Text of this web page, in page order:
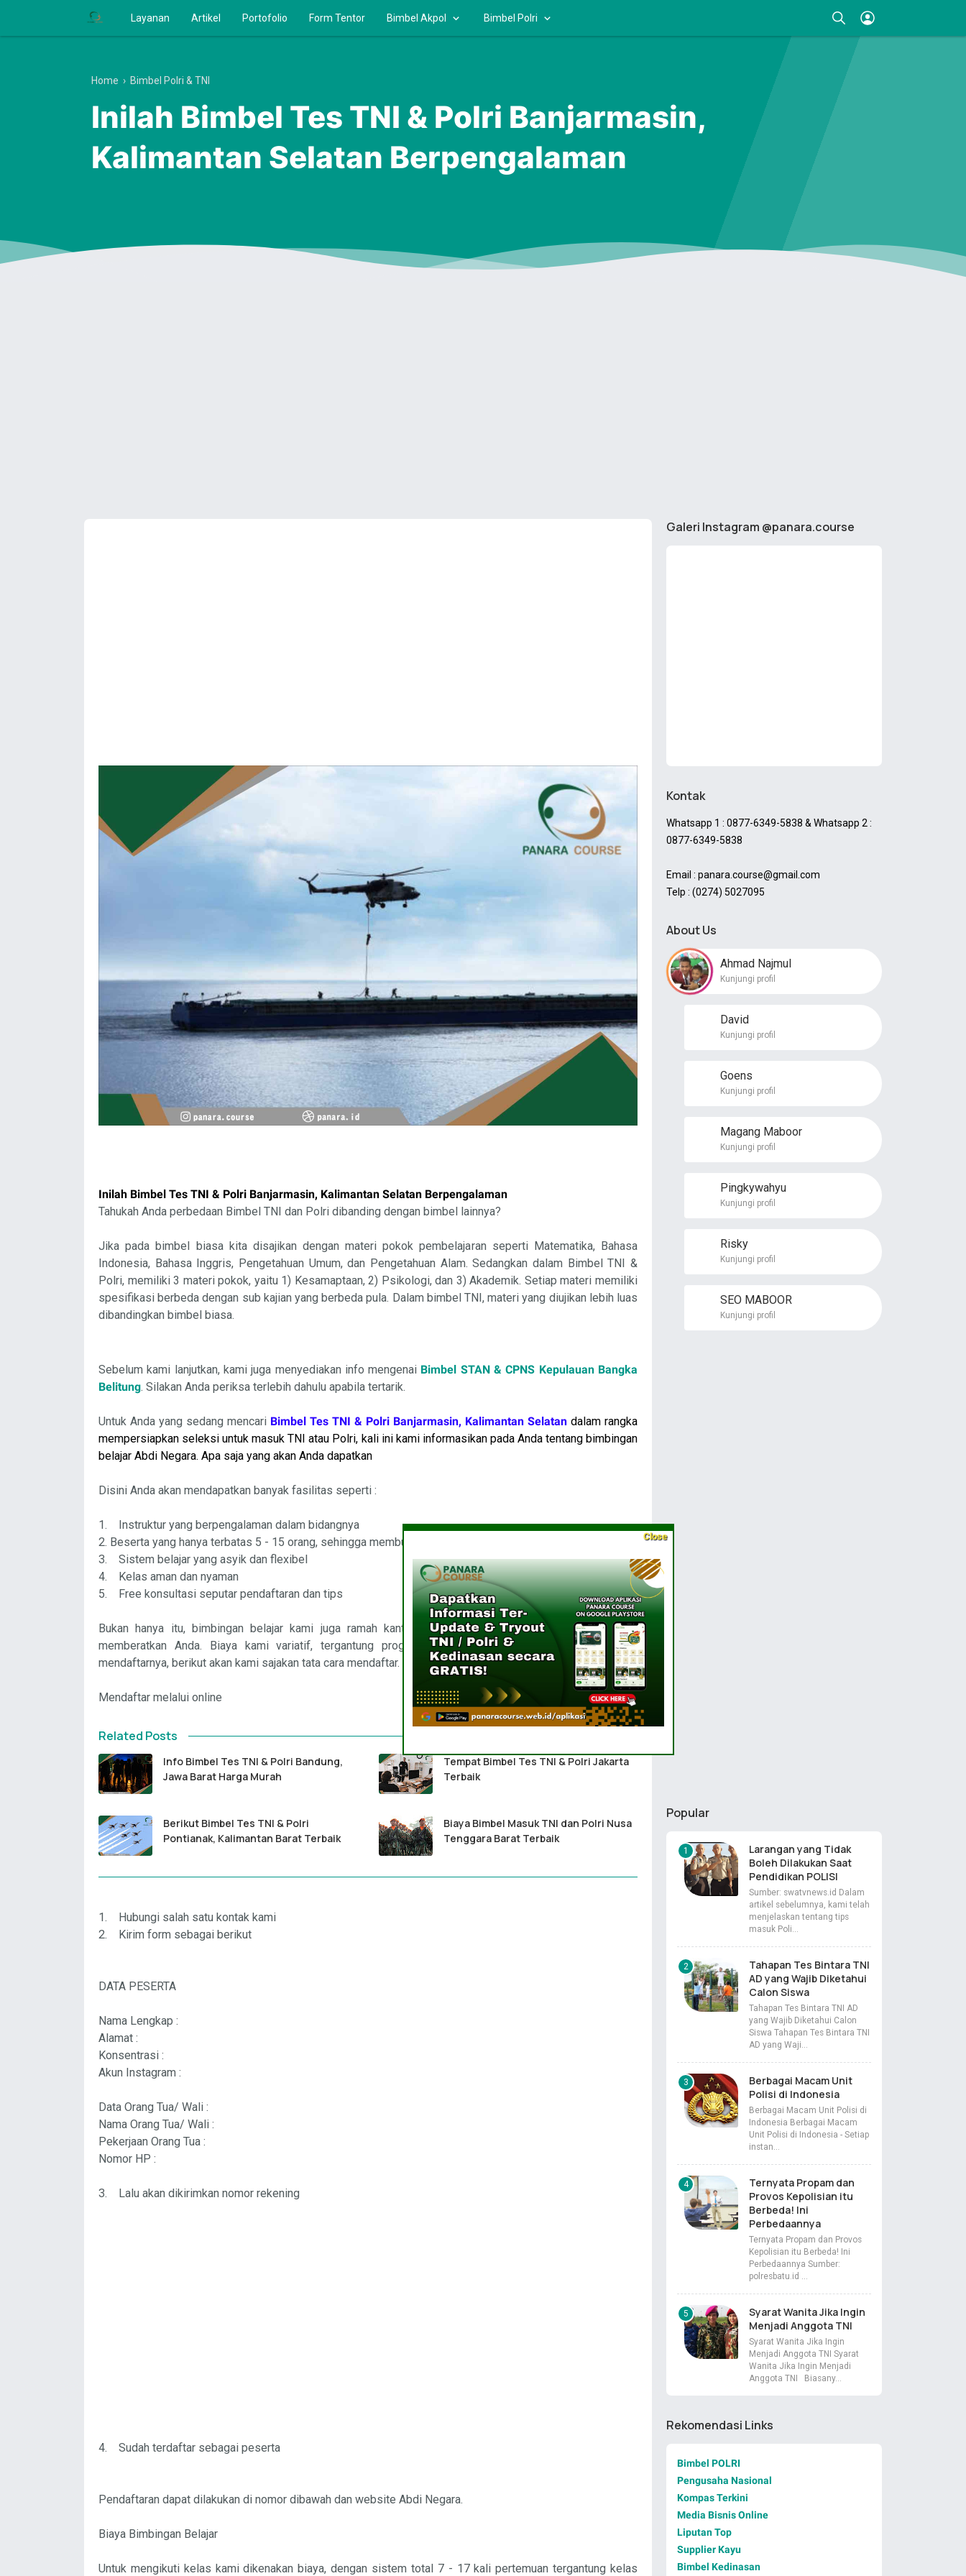
Layanan Artikel Portofolio Form Tentor Bimbel Akpol Bimbel Polri
Home › Bimbel Polri & TNI
Inilah Bimbel Tes TNI & Polri Banjarmasin,
Kalimantan Selatan Berpengalaman
Inilah Bimbel Tes TNI & Polri Banjarmasin, Kalimantan Selatan Berpengalaman
Tahukah Anda perbedaan Bimbel TNI dan Polri dibanding dengan bimbel lainnya?
Jika pada bimbel biasa kita disajikan dengan materi pokok pembelajaran seperti Matematika, Bahasa
Indonesia, Bahasa Inggris, Pengetahuan Umum, dan Pengetahuan Alam. Sedangkan dalam Bimbel TNI &
Polri, memiliki 3 materi pokok, yaitu 1) Kesamaptaan, 2) Psikologi, dan 3) Akademik. Setiap materi memiliki
spesifikasi berbeda dengan sub kajian yang berbeda pula. Dalam bimbel TNI, materi yang diujikan lebih luas
dibandingkan bimbel biasa.
Sebelum kami lanjutkan, kami juga menyediakan info mengenai Bimbel STAN & CPNS Kepulauan Bangka
Belitung. Silakan Anda periksa terlebih dahulu apabila tertarik.
Untuk Anda yang sedang mencari Bimbel Tes TNI & Polri Banjarmasin, Kalimantan Selatan dalam rangka
mempersiapkan seleksi untuk masuk TNI atau Polri, kali ini kami informasikan pada Anda tentang bimbingan
belajar Abdi Negara. Apa saja yang akan Anda dapatkan
Disini Anda akan mendapatkan banyak fasilitas seperti :
1. Instruktur yang berpengalaman dalam bidangnya
2. Beserta yang hanya terbatas 5 - 15 orang, sehingga membuat belajar lebih kondusif
3. Sistem belajar yang asyik dan flexibel
4. Kelas aman dan nyaman
5. Free konsultasi seputar pendaftaran dan tips
Bukan hanya itu, bimbingan belajar kami juga ramah kantong Anda. Kami tidak mematok biaya yang
memberatkan Anda. Biaya kami variatif, tergantung program yang Anda pilih. Lalu bagaimana cara
mendaftarnya, berikut akan kami sajakan tata cara mendaftar.
Mendaftar melalui online
Related Posts
Info Bimbel Tes TNI & Polri Bandung,
Jawa Barat Harga Murah
Tempat Bimbel Tes TNI & Polri Jakarta
Terbaik
Berikut Bimbel Tes TNI & Polri
Pontianak, Kalimantan Barat Terbaik
Biaya Bimbel Masuk TNI dan Polri Nusa
Tenggara Barat Terbaik
1. Hubungi salah satu kontak kami
2. Kirim form sebagai berikut
DATA PESERTA
Nama Lengkap :
Alamat :
Konsentrasi :
Akun Instagram :
Data Orang Tua/ Wali :
Nama Orang Tua/ Wali :
Pekerjaan Orang Tua :
Nomor HP :
3. Lalu akan dikirimkan nomor rekening
4. Sudah terdaftar sebagai peserta
Pendaftaran dapat dilakukan di nomor dibawah dan website Abdi Negara.
Biaya Bimbingan Belajar
Untuk mengikuti kelas kami dikenakan biaya, dengan sistem total 7 - 17 kali pertemuan tergantung kelas
Galeri Instagram @panara.course
Kontak
Whatsapp 1 : 0877-6349-5838 & Whatsapp 2 :
0877-6349-5838
Email : panara.course@gmail.com
Telp : (0274) 5027095
About Us
Ahmad Najmul
Kunjungi profil
David
Kunjungi profil
Goens
Kunjungi profil
Magang Maboor
Kunjungi profil
Pingkywahyu
Kunjungi profil
Risky
Kunjungi profil
SEO MABOOR
Kunjungi profil
Popular
Larangan yang Tidak
Boleh Dilakukan Saat
Pendidikan POLISI
Sumber: swatvnews.id Dalam
artikel sebelumnya, kami telah
menjelaskan tentang tips
masuk Poli…
Tahapan Tes Bintara TNI
AD yang Wajib Diketahui
Calon Siswa
Tahapan Tes Bintara TNI AD
yang Wajib Diketahui Calon
Siswa Tahapan Tes Bintara TNI
AD yang Waji…
Berbagai Macam Unit
Polisi di Indonesia
Berbagai Macam Unit Polisi di
Indonesia Berbagai Macam
Unit Polisi di Indonesia - Setiap
instan…
Ternyata Propam dan
Provos Kepolisian itu
Berbeda! Ini
Perbedaannya
Ternyata Propam dan Provos
Kepolisian itu Berbeda! Ini
Perbedaannya Sumber:
polresbatu.id …
Syarat Wanita Jika Ingin
Menjadi Anggota TNI
Syarat Wanita Jika Ingin
Menjadi Anggota TNI Syarat
Wanita Jika Ingin Menjadi
Anggota TNI Biasany…
Rekomendasi Links
Bimbel POLRI
Pengusaha Nasional
Kompas Terkini
Media Bisnis Online
Liputan Top
Supplier Kayu
Bimbel Kedinasan
Close